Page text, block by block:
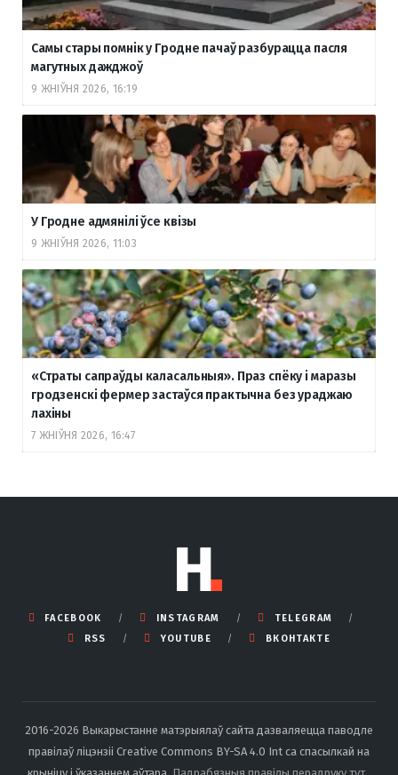
Самы стары помнік у Гродне пачаў разбурацца пасля
магутных дажджоў
9 ЖНІЎНЯ 2026, 16:19
У Гродне адмянілі ўсе квізы
9 ЖНІЎНЯ 2026, 11:03
«Страты сапраўды каласальныя». Праз спёку і маразы
гродзенскі фермер застаўся практычна без ураджаю
лахіны
7 ЖНІЎНЯ 2026, 16:47
FACEBOOK INSTAGRAM
TELEGRAM
RSS
YOUTUBE ВКОНТАКТЕ
2016-2026 Выкарыстанне матэрыялаў сайта дазваляецца паводле
правілаў ліцэнзіі Creative Commons BY-SA 4.0 Int са спасылкай на